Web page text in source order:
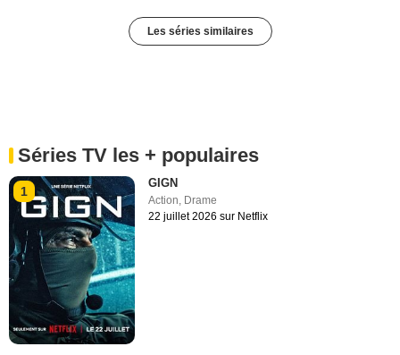
Les séries similaires
Séries TV les + populaires
1
GIGN
Action Drame
22 juillet 2026 sur Netflix